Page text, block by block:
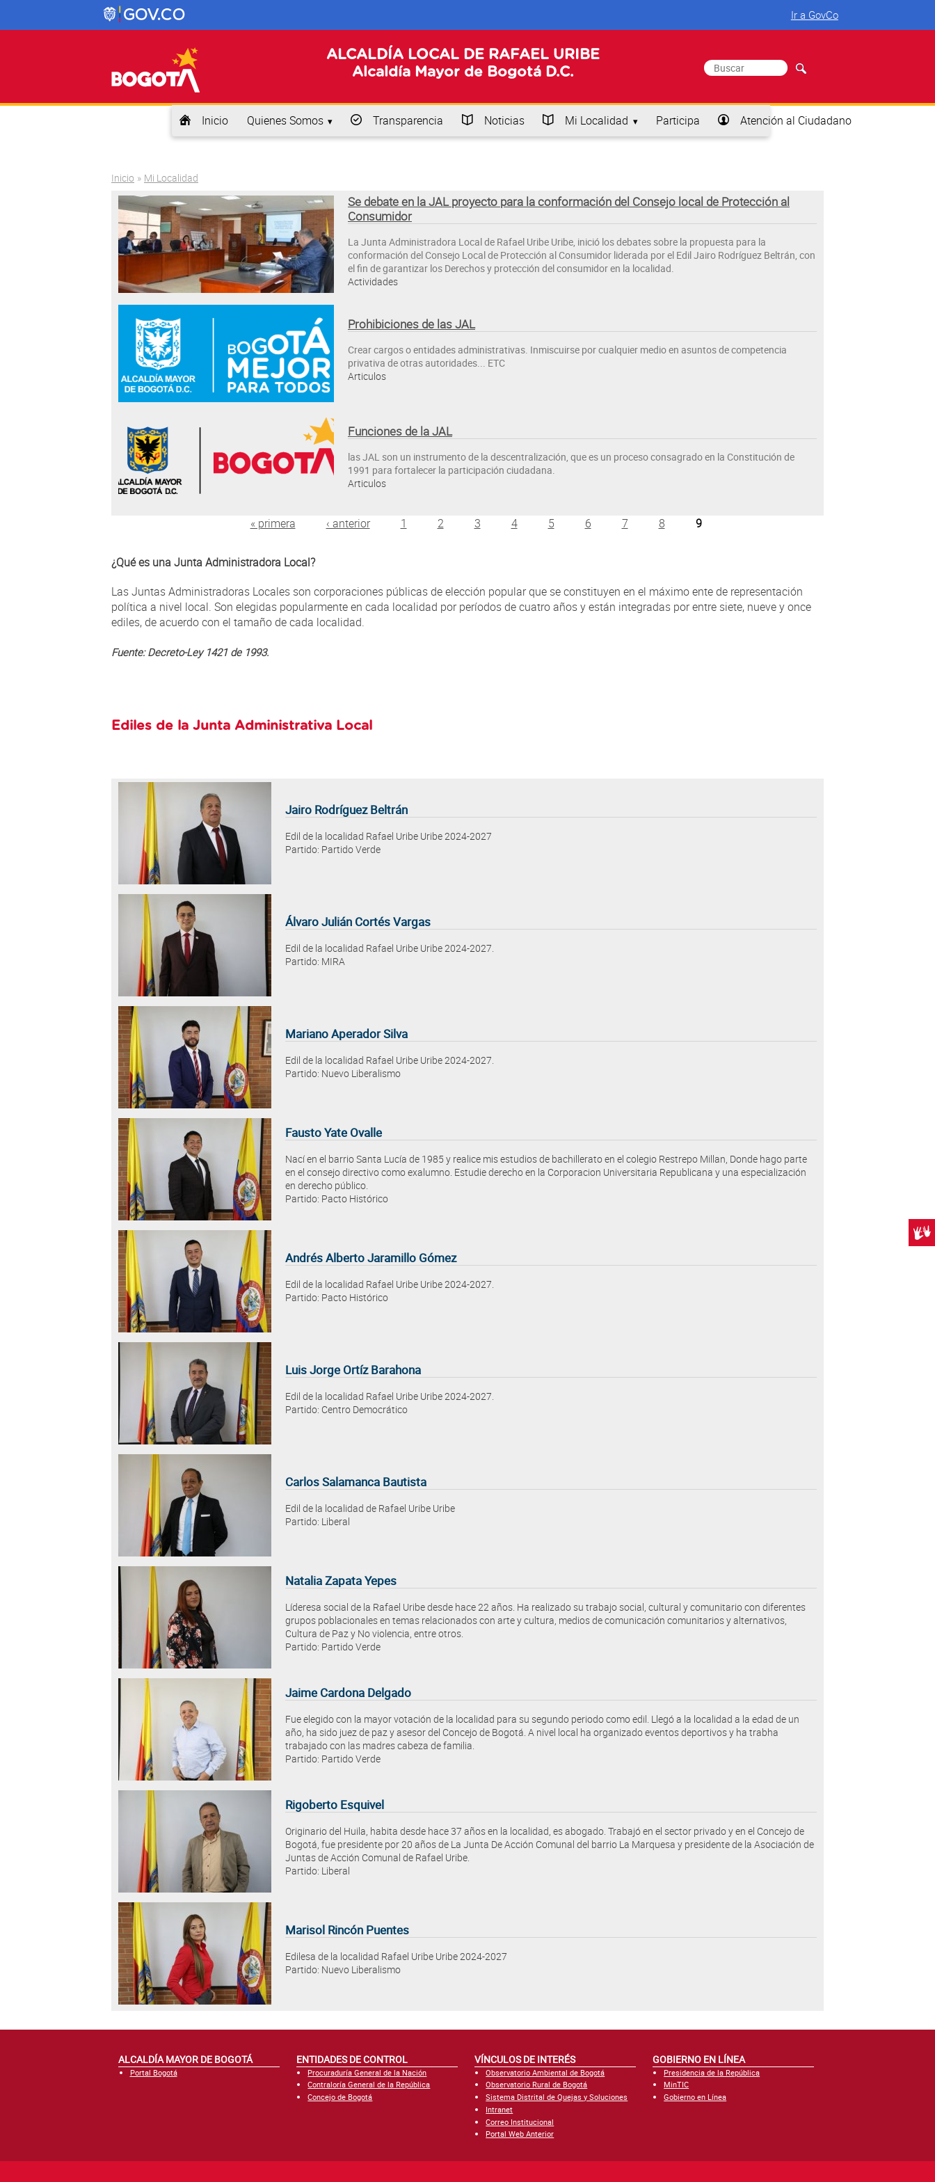
Ir a GovCo
ALCALDÍA LOCAL DE RAFAEL URIBE
Alcaldía Mayor de Bogotá D.C.
Formulario de búsqueda
Buscar
Inicio Quienes Somos Transparencia Noticias Mi Localidad Participa Atención al Ciudadano
Usted está aquí
Inicio » Mi Localidad
Se debate en la JAL proyecto para la conformación del Consejo local de Protección al
Consumidor
La Junta Administradora Local de Rafael Uribe Uribe, inició los debates sobre la propuesta para la
conformación del Consejo Local de Protección al Consumidor liderada por el Edil Jairo Rodríguez Beltrán, con
el fin de garantizar los Derechos y protección del consumidor en la localidad.
Actividades
Prohibiciones de las JAL
Crear cargos o entidades administrativas. Inmiscuirse por cualquier medio en asuntos de competencia
privativa de otras autoridades... ETC
Articulos
Funciones de la JAL
las JAL son un instrumento de la descentralización, que es un proceso consagrado en la Constitución de
1991 para fortalecer la participación ciudadana.
Articulos
« primera ‹ anterior 1 2 3 4 5 6 7 8 9
¿Qué es una Junta Administradora Local?
Las Juntas Administradoras Locales son corporaciones públicas de elección popular que se constituyen en el máximo ente de representación
política a nivel local. Son elegidas popularmente en cada localidad por períodos de cuatro años y están integradas por entre siete, nueve y once
ediles, de acuerdo con el tamaño de cada localidad.
Fuente: Decreto-Ley 1421 de 1993.
Ediles de la Junta Administrativa Local
Jairo Rodríguez Beltrán
Edil de la localidad Rafael Uribe Uribe 2024-2027
Partido: Partido Verde
Álvaro Julián Cortés Vargas
Edil de la localidad Rafael Uribe Uribe 2024-2027.
Partido: MIRA
Mariano Aperador Silva
Edil de la localidad Rafael Uribe Uribe 2024-2027.
Partido: Nuevo Liberalismo
Fausto Yate Ovalle
Nací en el barrio Santa Lucía de 1985 y realice mis estudios de bachillerato en el colegio Restrepo Millan, Donde hago parte
en el consejo directivo como exalumno. Estudie derecho en la Corporacion Universitaria Republicana y una especialización
en derecho público.
Partido: Pacto Histórico
Andrés Alberto Jaramillo Gómez
Edil de la localidad Rafael Uribe Uribe 2024-2027.
Partido: Pacto Histórico
Luis Jorge Ortíz Barahona
Edil de la localidad Rafael Uribe Uribe 2024-2027.
Partido: Centro Democrático
Carlos Salamanca Bautista
Edil de la localidad de Rafael Uribe Uribe
Partido: Liberal
Natalia Zapata Yepes
Líderesa social de la Rafael Uribe desde hace 22 años. Ha realizado su trabajo social, cultural y comunitario con diferentes
grupos poblacionales en temas relacionados con arte y cultura, medios de comunicación comunitarios y alternativos,
Cultura de Paz y No violencia, entre otros.
Partido: Partido Verde
Jaime Cardona Delgado
Fue elegido con la mayor votación de la localidad para su segundo periodo como edil. Llegó a la localidad a la edad de un
año, ha sido juez de paz y asesor del Concejo de Bogotá. A nivel local ha organizado eventos deportivos y ha trabha
trabajado con las madres cabeza de familia.
Partido: Partido Verde
Rigoberto Esquivel
Originario del Huila, habita desde hace 37 años en la localidad, es abogado. Trabajó en el sector privado y en el Concejo de
Bogotá, fue presidente por 20 años de La Junta De Acción Comunal del barrio La Marquesa y presidente de la Asociación de
Juntas de Acción Comunal de Rafael Uribe.
Partido: Liberal
Marisol Rincón Puentes
Edilesa de la localidad Rafael Uribe Uribe 2024-2027
Partido: Nuevo Liberalismo
ALCALDÍA MAYOR DE BOGOTÁ
Portal Bogotá
ENTIDADES DE CONTROL
Procuraduría General de la Nación
Contraloría General de la República
Concejo de Bogotá
VÍNCULOS DE INTERÉS
Observatorio Ambiental de Bogotá
Observatorio Rural de Bogotá
Sistema Distrital de Quejas y Soluciones
Intranet
Correo Institucional
Portal Web Anterior
GOBIERNO EN LÍNEA
Presidencia de la República
MinTIC
Gobierno en Línea